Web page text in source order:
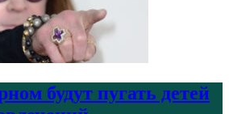
будут пугать детей